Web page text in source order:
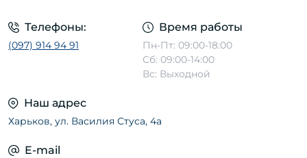
Телефоны:
(097) 914 94 91
Время работы
Пн-Пт: 09:00-18:00
Сб: 09:00-14:00
Вс: Выходной
Наш адрес
Харьков, ул. Василия Стуса, 4а
E-mail